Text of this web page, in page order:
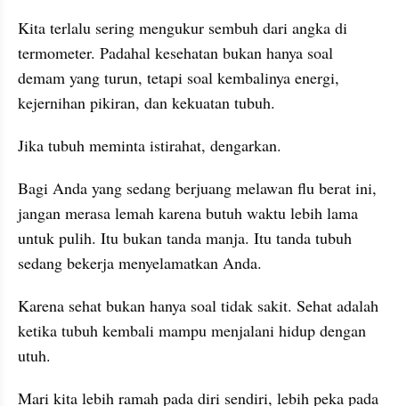
Kita terlalu sering mengukur sembuh dari angka di
termometer. Padahal kesehatan bukan hanya soal
demam yang turun, tetapi soal kembalinya energi,
kejernihan pikiran, dan kekuatan tubuh.
Jika tubuh meminta istirahat, dengarkan.
Bagi Anda yang sedang berjuang melawan flu berat ini,
jangan merasa lemah karena butuh waktu lebih lama
untuk pulih. Itu bukan tanda manja. Itu tanda tubuh
sedang bekerja menyelamatkan Anda.
Karena sehat bukan hanya soal tidak sakit. Sehat adalah
ketika tubuh kembali mampu menjalani hidup dengan
utuh.
Mari kita lebih ramah pada diri sendiri, lebih peka pada